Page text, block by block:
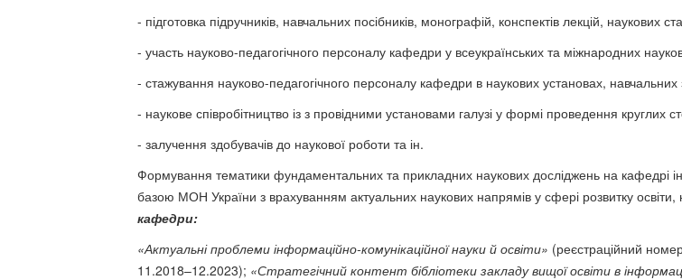
- підготовка підручників, навчальних посібників, монографій, конспектів лекцій, наукових
- участь науково-педагогічного персоналу кафедри у всеукраїнських та міжнародних
- стажування науково-педагогічного персоналу кафедри в наукових установах, навчальних
- наукове співробітництво із з провідними установами галузі у формі проведення круглих
- залучення здобувачів до наукової роботи та ін.
Формування тематики фундаментальних та прикладних наукових досліджень на кафедрі
базою МОН України з врахуванням актуальних наукових напрямів у сфері розвитку освіти,
кафедри:
«Актуальні проблеми інформаційно-комунікаційної науки й освіти» (реєстраційний
11.2018–12.2023); «Стратегічний контент бібліотеки закладу вищої освіти в